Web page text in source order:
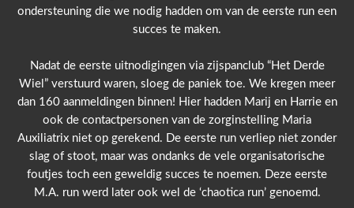
ondersteuning die we nodig hadden om van de eerste run een
succes te maken.
Nadat de eerste uitnodigingen via zijspanclub “Het Derde
Wiel” verstuurd waren, sloeg de paniek toe. We kregen meer
dan 160 aanmeldingen binnen! Hier hadden Marij en Harrie en
ook de contactpersonen van de zorginstelling Maria
Auxiliatrix niet op gerekend. De eerste run verliep niet zonder
slag of stoot, maar was ondanks de vele organisatorische
foutjes toch een geweldig succes te noemen. Deze eerste
M.A. run werd later ook wel de ‘chaotica run’ genoemd.